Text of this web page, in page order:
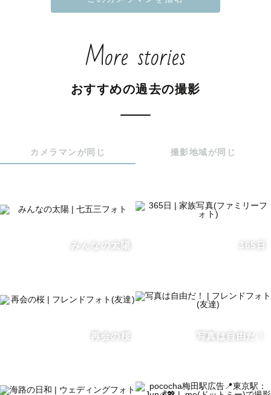
子どもたちにとって、
べっちと楽しく遊んでいたら、いつの間にか素敵な写真が
【💍ウェディング撮影】
自然な笑顔をひきだします！
を行います
【 🚃対応エリア・交通費 】
都心から離れる場合は交通費をいただく場合がございま
お気軽にご相談ください:飛行機:
【📷べっちの想い】
More stories
おすすめの過去の撮影
カメラマンが同じ 撮影地域が同じ
みんなの太陽 365日
再会の桜 写真は自由だ！